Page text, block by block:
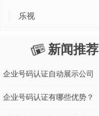
乐视
新闻推荐
企业号码认证自动展示公司
名称有什么好处？
企业号码认证有哪些优势？